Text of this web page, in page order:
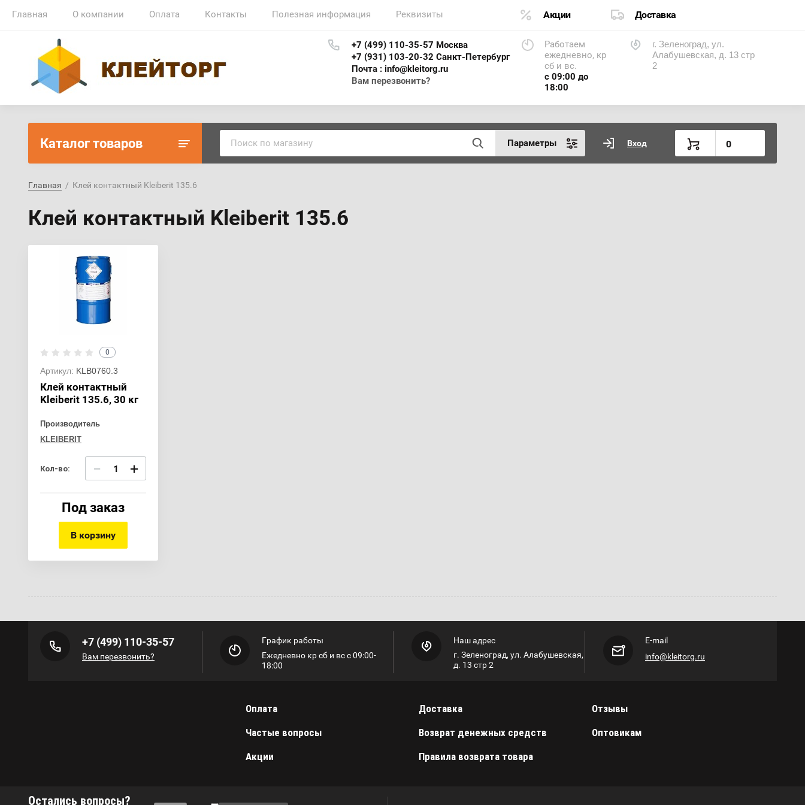
Главная О компании Оплата Контакты Полезная информация Реквизиты Акции Доставка
г. Зеленоград, ул.
Алабушевская, д. 13 стр
2
Работаем
ежедневно, кр
сб и вс.
с 09:00 до
18:00
+7 (499) 110-35-57 Москва
+7 (931) 103-20-32 Санкт-Петербург
Почта : info@kleitorg.ru
Вам перезвонить?
Каталог товаров Параметры Вход 0
Главная
  /  Клей контактный Kleiberit 135.6
Клей контактный Kleiberit 135.6
0
Артикул: KLB0760.3
Клей контактный
Kleiberit 135.6, 30 кг
Производитель
KLEIBERIT
Кол-во: − +
Под заказ
В корзину
+7 (499) 110-35-57
Вам перезвонить?
График работы
Ежедневно кр сб и вс с 09:00-
18:00
Наш адрес
г. Зеленоград, ул. Алабушевская,
д. 13 стр 2
E-mail
info@kleitorg.ru
Оплата Доставка
Отзывы
Частые вопросы
Возврат денежных средств
Оптовикам
Акции
Правила возврата товара
Остались вопросы?